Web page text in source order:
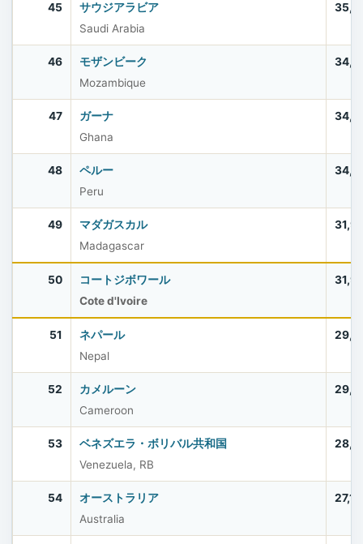
45
サウジアラビア
Saudi Arabia
46
モザンビーク
Mozambique
47
ガーナ
Ghana
48
ペルー
Peru
49
マダガスカル
Madagascar
50
コートジボワール
Cote d'Ivoire
51
ネパール
Nepal
52
カメルーン
Cameroon
53
ベネズエラ・ボリバル共和国
Venezuela, RB
54
オーストラリア
Australia